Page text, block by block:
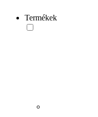
Termékek